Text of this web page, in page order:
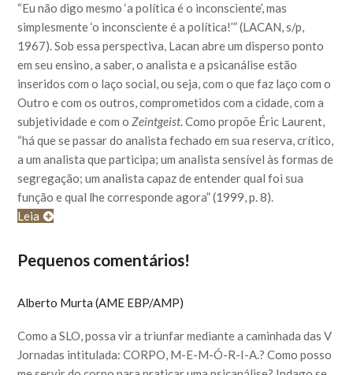
“Eu não digo mesmo ‘a política é o inconsciente’, mas
simplesmente ‘o inconsciente é a política!’” (LACAN, s/p,
1967). Sob essa perspectiva, Lacan abre um disperso ponto
em seu ensino, a saber, o analista e a psicanálise estão
inseridos com o laço social, ou seja, com o que faz laço com o
Outro e com os outros, comprometidos com a cidade, com a
subjetividade e com oZeintgeist. Como propõe Éric Laurent,
“há que se passar do analista fechado em sua reserva, crítico,
a um analista que participa; um analista sensível às formas de
segregação; um analista capaz de entender qual foi sua
função e qual lhe corresponde agora” (1999, p. 8).
Leia
Pequenos comentários!
Alberto Murta (AME EBP/AMP)
Como a SLO, possa vir a triunfar mediante a caminhada das V
Jornadas intitulada: CORPO, M-E-M-Ó-R-I-A.? Como posso